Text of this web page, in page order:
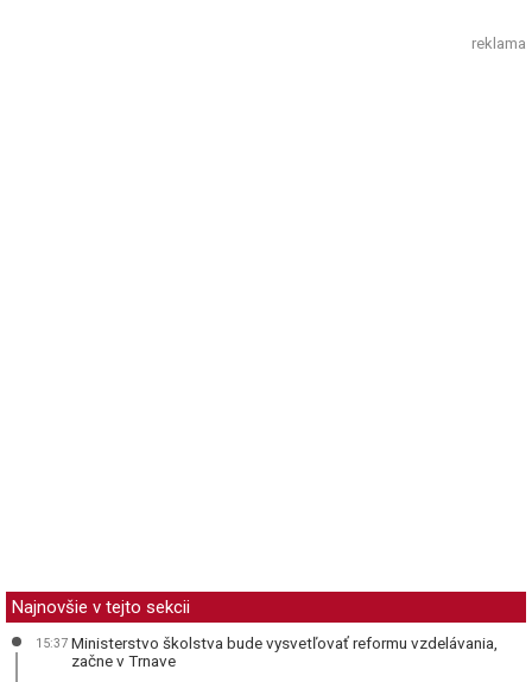
reklama
Najnovšie v tejto sekcii
15:37 Ministerstvo školstva bude vysvetľovať reformu vzdelávania,
začne v Trnave